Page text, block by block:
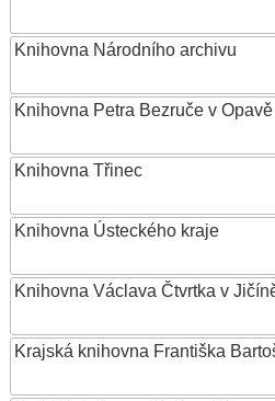
Knihovna Národního archivu
Knihovna Petra Bezruče v Opavě
Knihovna Třinec
Knihovna Ústeckého kraje
Knihovna Václava Čtvrtka v
Krajská knihovna Františka